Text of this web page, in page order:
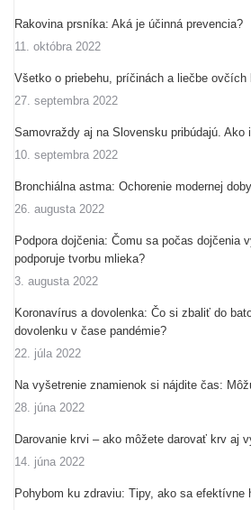
Rakovina prsníka: Aká je účinná prevencia?
11. októbra 2022
Všetko o priebehu, príčinách a liečbe ovčích
27. septembra 2022
Samovraždy aj na Slovensku pribúdajú. Ako
10. septembra 2022
Bronchiálna astma: Ochorenie modernej
26. augusta 2022
Podpora dojčenia: Čomu sa počas dojčenia
podporuje tvorbu mlieka?
3. augusta 2022
Koronavírus a dovolenka: Čo si zbaliť do
dovolenku v čase pandémie?
22. júla 2022
Na vyšetrenie znamienok si nájdite čas:
28. júna 2022
Darovanie krvi – ako môžete darovať krv aj
14. júna 2022
Pohybom ku zdraviu: Tipy, ako sa efektívne